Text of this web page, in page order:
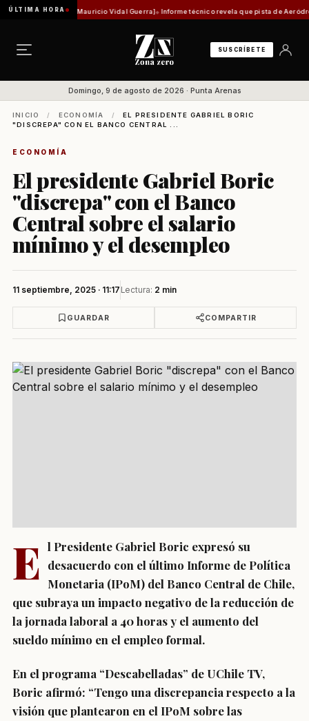
ÚLTIMA HORA
[Por Mauricio Vidal Guerra] Informe técnico revela que pista de Aeródromo
SUSCRÍBETE
Domingo, 9 de agosto de 2026 · Punta Arenas
INICIO / ECONOMÍA /
EL PRESIDENTE GABRIEL BORIC
"DISCREPA" CON EL BANCO CENTRAL ...
ECONOMÍA
El presidente Gabriel Boric
"discrepa" con el Banco
Central sobre el salario
mínimo y el desempleo
11 septiembre, 2025 · 11:17 Lectura: 2 min
GUARDAR COMPARTIR
E l Presidente Gabriel Boric expresó su
desacuerdo con el último Informe de Política
Monetaria (IPoM) del Banco Central de Chile,
que subraya un impacto negativo de la reducción de
la jornada laboral a 40 horas y el aumento del
sueldo mínimo en el empleo formal.
En el programa “Descabelladas” de UChile TV,
Boric afirmó: “Tengo una discrepancia respecto a la
visión que plantearon en el IPoM sobre las